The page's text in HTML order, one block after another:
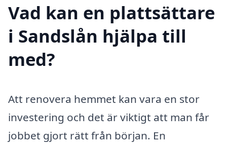
Vad kan en plattsättare
i Sandslån hjälpa till
med?
Att renovera hemmet kan vara en stor
investering och det är viktigt att man får
jobbet gjort rätt från början. En